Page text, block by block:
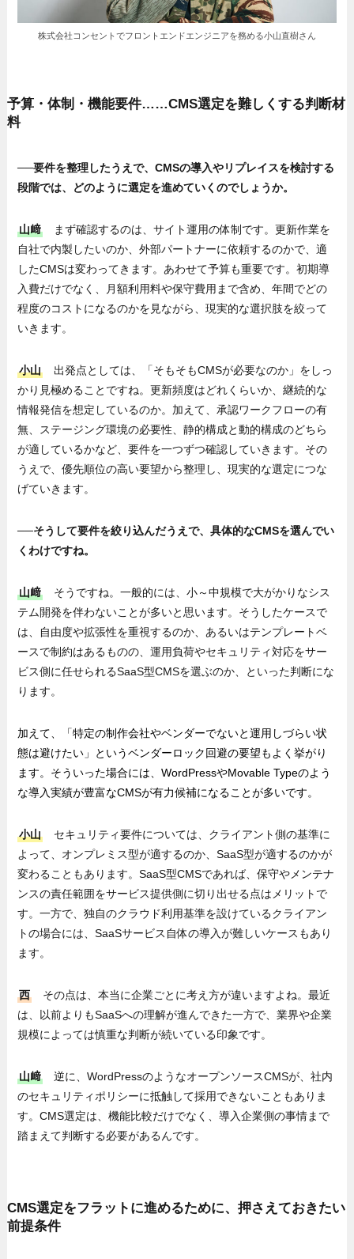
株式会社コンセントでフロントエンドエンジニアを務める小山直樹さん
予算・体制・機能要件……CMS選定を難しくする判断材
料
──要件を整理したうえで、CMSの導入やリプレイスを検討する
段階では、どのように選定を進めていくのでしょうか。
山﨑
まず確認するのは、サイト運用の体制です。更新作業を
自社で内製したいのか、外部パートナーに依頼するのかで、適
したCMSは変わってきます。あわせて予算も重要です。初期導
入費だけでなく、月額利用料や保守費用まで含め、年間でどの
程度のコストになるのかを見ながら、現実的な選択肢を絞って
いきます。
小山
出発点としては、「そもそもCMSが必要なのか」をしっ
かり見極めることですね。更新頻度はどれくらいか、継続的な
情報発信を想定しているのか。加えて、承認ワークフローの有
無、ステージング環境の必要性、静的構成と動的構成のどちら
が適しているかなど、要件を一つずつ確認していきます。その
うえで、優先順位の高い要望から整理し、現実的な選定につな
げていきます。
──そうして要件を絞り込んだうえで、具体的なCMSを選んでい
くわけですね。
山﨑
そうですね。一般的には、小～中規模で大がかりなシス
テム開発を伴わないことが多いと思います。そうしたケースで
は、自由度や拡張性を重視するのか、あるいはテンプレートベ
ースで制約はあるものの、運用負荷やセキュリティ対応をサー
ビス側に任せられるSaaS型CMSを選ぶのか、といった判断にな
ります。
加えて、「特定の制作会社やベンダーでないと運用しづらい状
態は避けたい」というベンダーロック回避の要望もよく挙がり
ます。そういった場合には、WordPressやMovable Typeのよう
な導入実績が豊富なCMSが有力候補になることが多いです。
小山 セキュリティ要件については、クライアント側の基準に
よって、オンプレミス型が適するのか、SaaS型が適するのかが
変わることもあります。SaaS型CMSであれば、保守やメンテナ
ンスの責任範囲をサービス提供側に切り出せる点はメリットで
す。一方で、独自のクラウド利用基準を設けているクライアン
トの場合には、SaaSサービス自体の導入が難しいケースもあり
ます。
西
その点は、本当に企業ごとに考え方が違いますよね。最近
は、以前よりもSaaSへの理解が進んできた一方で、業界や企業
規模によっては慎重な判断が続いている印象です。
山﨑
逆に、WordPressのようなオープンソースCMSが、社内
のセキュリティポリシーに抵触して採用できないこともありま
す。CMS選定は、機能比較だけでなく、導入企業側の事情まで
踏まえて判断する必要があるんです。
CMS選定をフラットに進めるために、押さえておきたい
前提条件